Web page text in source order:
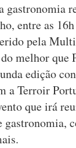
gastronomia
entre as
pela
melhor que
edição
a Terroir
que irá